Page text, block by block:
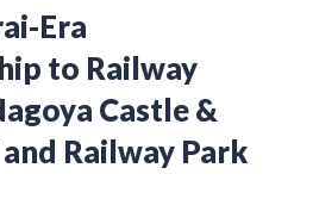
Era
to Railway
Castle &
Railway Park